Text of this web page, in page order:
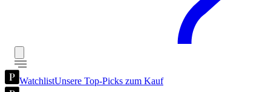
WatchlistUnsere Top-Picks zum Kauf